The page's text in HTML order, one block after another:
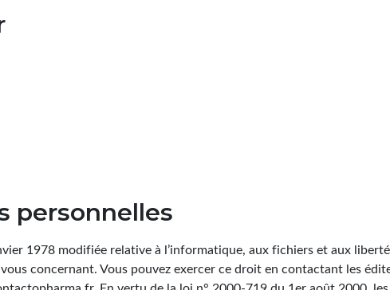
personnelles
1978 modifiée relative à l’informatique, aux fichiers et aux
concernant. Vous pouvez exercer ce droit en contactant les